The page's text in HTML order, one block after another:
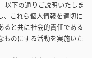
以下の通りご説明いたしま
これら個人情報を適切に
ると共に社会的責任である
ものにする活動を実施いた